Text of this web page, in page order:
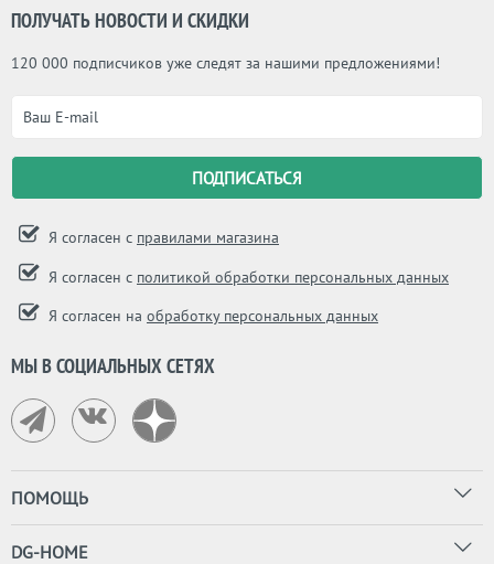
ПОЛУЧАТЬ НОВОСТИ И СКИДКИ
120 000 подписчиков уже следят за нашими предложениями!
Я согласен с правилами магазина
Я согласен с политикой обработки персональных данных
Я согласен на обработку персональных данных
МЫ В СОЦИАЛЬНЫХ СЕТЯХ
ПОМОЩЬ
DG-HOME